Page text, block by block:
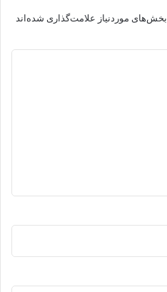
بخش‌های موردنیاز علامت‌گذاری شده‌اند